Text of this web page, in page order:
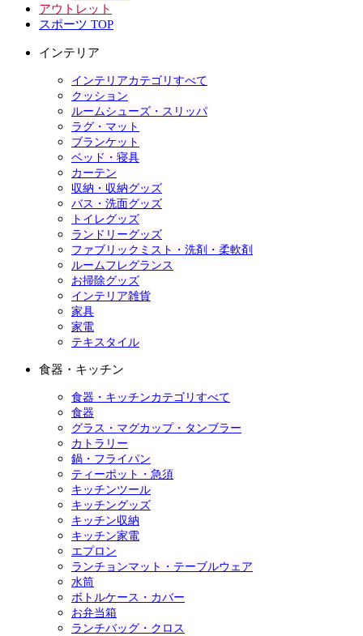
アウトレット
スポーツ TOP
インテリア
インテリアカテゴリすべて
クッション
ルームシューズ・スリッパ
ラグ・マット
ブランケット
ベッド・寝具
カーテン
収納・収納グッズ
バス・洗面グッズ
トイレグッズ
ランドリーグッズ
ファブリックミスト・洗剤・柔軟剤
ルームフレグランス
お掃除グッズ
インテリア雑貨
家具
家電
テキスタイル
食器・キッチン
食器・キッチンカテゴリすべて
食器
グラス・マグカップ・タンブラー
カトラリー
鍋・フライパン
ティーポット・急須
キッチンツール
キッチングッズ
キッチン収納
キッチン家電
エプロン
ランチョンマット・テーブルウェア
水筒
ボトルケース・カバー
お弁当箱
ランチバッグ・クロス